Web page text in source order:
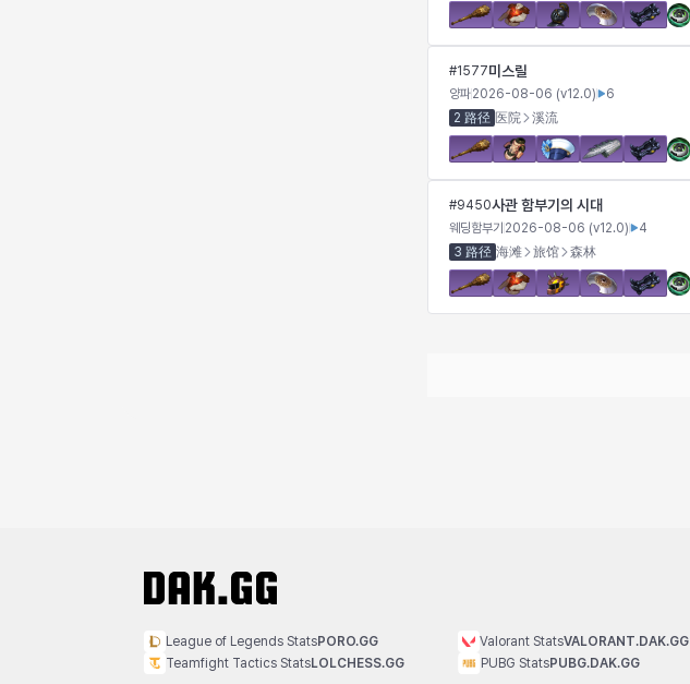
鼻荆
#1577미스릴
양파2026-08-06 (v12.0)
6
2 路径 医院 溪流
#9450사관 함부기의 시대
웨딩함부기 2026-08-06 (v12.0)
4
3 路径 海滩 旅馆 森林
League of Legends StatsPORO.GG
Teamfight Tactics StatsLOLCHESS.GG
Valorant StatsVALORANT.DAK.GG
PUBG StatsPUBG.DAK.GG